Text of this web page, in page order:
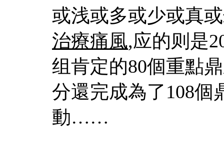
或浅或多或少或真
治療痛風,应的则是
组肯定的80個重點
分還完成為了108個
動……